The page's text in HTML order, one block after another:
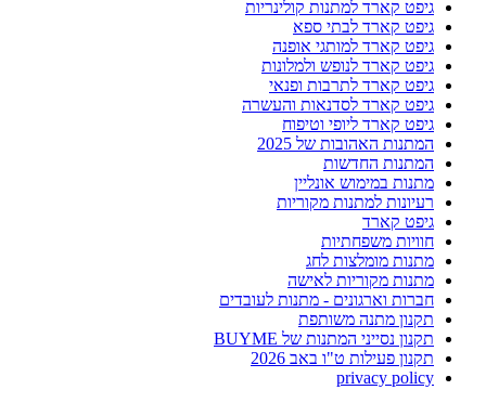
גיפט קארד למתנות קולינריות
גיפט קארד לבתי ספא
גיפט קארד למותגי אופנה
גיפט קארד לנופש ולמלונות
גיפט קארד לתרבות ופנאי
גיפט קארד לסדנאות והעשרה
גיפט קארד ליופי וטיפוח
המתנות האהובות של 2025
המתנות החדשות
מתנות במימוש אונליין
רעיונות למתנות מקוריות
גיפט קארד
חוויות משפחתיות
מתנות מומלצות לחג
מתנות מקוריות לאישה
חברות וארגונים - מתנות לעובדים
תקנון מתנה משותפת
תקנון נסייני המתנות של BUYME
תקנון פעילות ט"ו באב 2026
privacy policy